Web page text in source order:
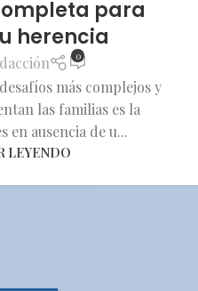
para
herencia
0
más complejos y
las familias es la
en ausencia de u...
LEYENDO